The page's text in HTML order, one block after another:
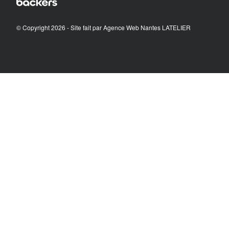
© Copyright 2026 - Site fait parAgence Web Nantes LATELIER